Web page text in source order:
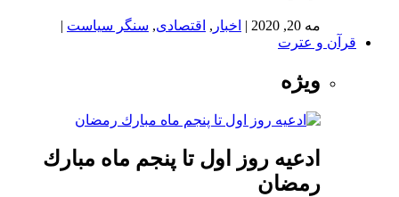
مه 20, 2020 | اخبار , اقتصادی, سنگر سیاست |
قرآن و عترت
ویژه
ادعيه روز اول تا پنجم ماه مبارك
رمضان